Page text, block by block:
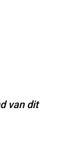
van dit